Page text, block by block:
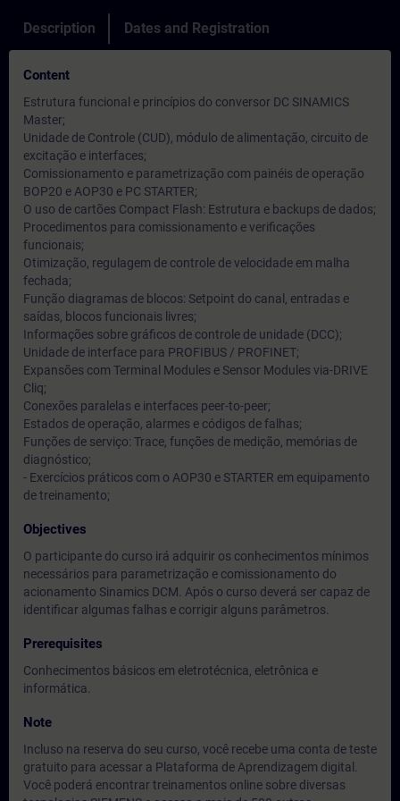
Description Dates and Registration
Content
Estrutura funcional e princípios do conversor DC SINAMICS
Master;
Unidade de Controle (CUD), módulo de alimentação, circuito de
excitação e interfaces;
Comissionamento e parametrização com painéis de operação
BOP20 e AOP30 e PC STARTER;
O uso de cartões Compact Flash: Estrutura e backups de dados;
Procedimentos para comissionamento e verificações
funcionais;
Otimização, regulagem de controle de velocidade em malha
fechada;
Função diagramas de blocos: Setpoint do canal, entradas e
saídas, blocos funcionais livres;
Informações sobre gráficos de controle de unidade (DCC);
Unidade de interface para PROFIBUS / PROFINET;
Expansões com Terminal Modules e Sensor Modules via-DRIVE
Cliq;
Conexões paralelas e interfaces peer-to-peer;
Estados de operação, alarmes e códigos de falhas;
Funções de serviço: Trace, funções de medição, memórias de
diagnóstico;
- Exercícios práticos com o AOP30 e STARTER em equipamento
de treinamento;
Objectives
O participante do curso irá adquirir os conhecimentos mínimos
necessários para parametrização e comissionamento do
acionamento Sinamics DCM. Após o curso deverá ser capaz de
identificar algumas falhas e corrigir alguns parâmetros.
Prerequisites
Conhecimentos básicos em eletrotécnica, eletrônica e
informática.
Note
Incluso na reserva do seu curso, você recebe uma conta de teste
gratuito para acessar a Plataforma de Aprendizagem digital.
Você poderá encontrar treinamentos online sobre diversas